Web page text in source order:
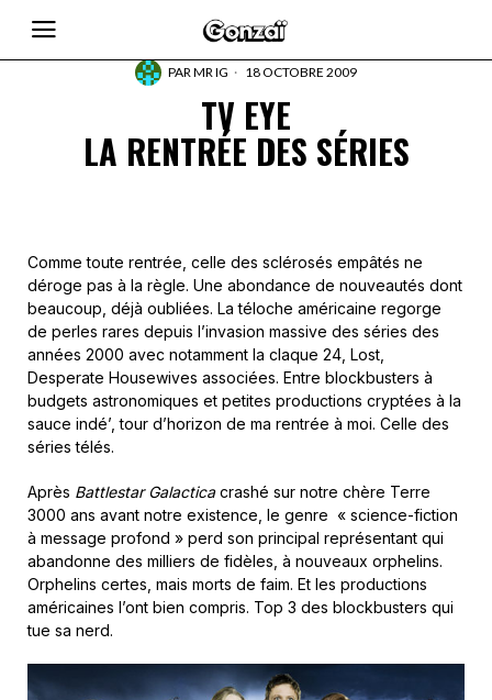
PARMR IG 18 OCTOBRE 2009
TV EYE
LA RENTRÉE DES SÉRIES
Comme toute rentrée, celle des sclérosés empâtés ne
déroge pas à la règle. Une abondance de nouveautés dont
beaucoup, déjà oubliées. La téloche américaine regorge
de perles rares depuis l’invasion massive des séries des
années 2000 avec notamment la claque 24, Lost,
Desperate Housewives associées. Entre blockbusters à
budgets astronomiques et petites productions cryptées à la
sauce indé’, tour d’horizon de ma rentrée à moi. Celle des
séries télés.
Après Battlestar Galacticacrashé sur notre chère Terre
3000 ans avant notre existence, le genre « science-fiction
à message profond » perd son principal représentant qui
abandonne des milliers de fidèles, à nouveaux orphelins.
Orphelins certes, mais morts de faim. Et les productions
américaines l’ont bien compris. Top 3 des blockbusters qui
tue sa nerd.